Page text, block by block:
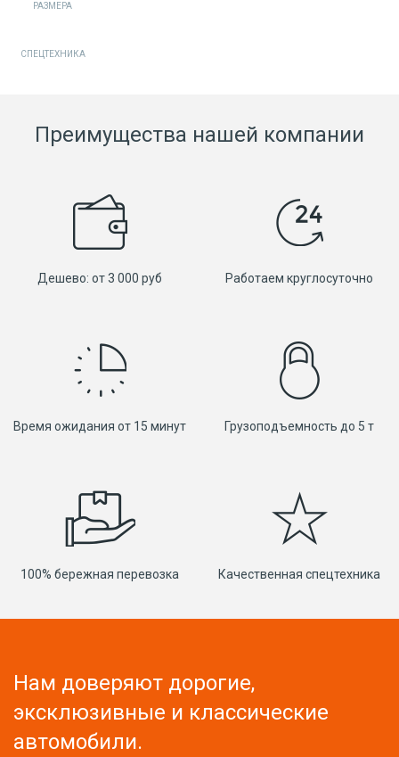
РАЗМЕРА
СПЕЦТЕХНИКА
Преимущества нашей компании
Дешево: от 3 000 руб Работаем круглосуточно
Время ожидания от 15 минут Грузоподъемность до 5 т
100% бережная перевозка Качественная спецтехника
Нам доверяют дорогие,
эксклюзивные и классические
автомобили.